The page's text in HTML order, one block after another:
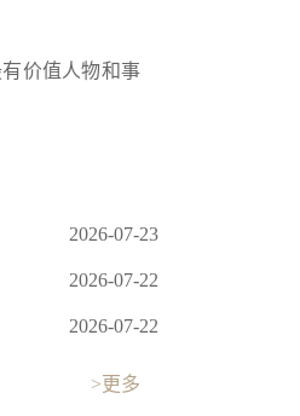
价值人物和事
2026-07-23
2026-07-22
2026-07-22
>更多